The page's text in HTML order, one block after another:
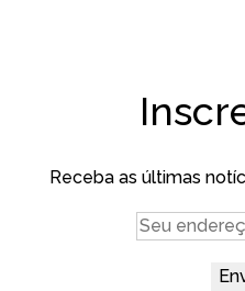
Receba as últimas